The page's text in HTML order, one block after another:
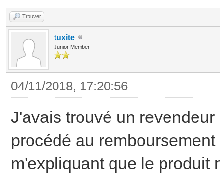
Trouver
tuxite
Junior Member
04/11/2018, 17:20:56
J'avais trouvé un
procédé au
m'expliquant que le produit